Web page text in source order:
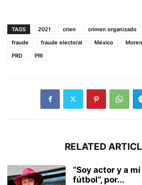
TAGS 2021 crien crimen organizado
fraude
fraude electoral México
PRD
PRI
RELATED
“Soy actor y a
fútbol”, por...